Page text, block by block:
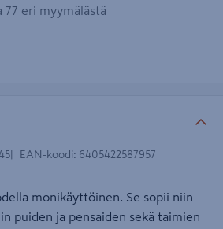
77 eri myymälästä
EAN-koodi: 6405422587957
monikäyttöinen. Se sopii niin
puiden ja pensaiden sekä taimien